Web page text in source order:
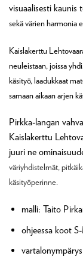
visuaalisesti kaunis
sekä värien harmonia
Kaislakerttu
neuleistaan, joissa
käsityö, laadukkaat
samaan aikaan arjen
Pirkka-langan
Kaislakerttu
juuri ne
väriyhdistelmät,
käsityöperinne.
malli: Taito
ohjeessa koot